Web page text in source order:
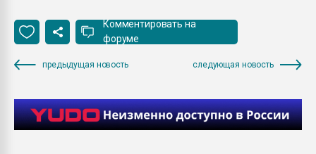
Комментировать на
форуме
предыдущая новость следующая новость